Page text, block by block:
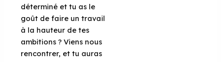
déterminé et tu as le
goût de faire un travail
à la hauteur de tes
ambitions ? Viens nous
rencontrer, et tu auras